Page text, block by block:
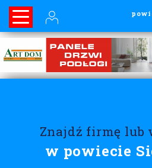
Znajdź firmę lub
w powiecie